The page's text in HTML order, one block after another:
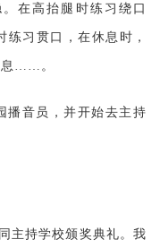
在高抬腿时练习绕口
习贯口，在休息时，
息……。
播音员，并开始去主持
主持学校颁奖典礼。我